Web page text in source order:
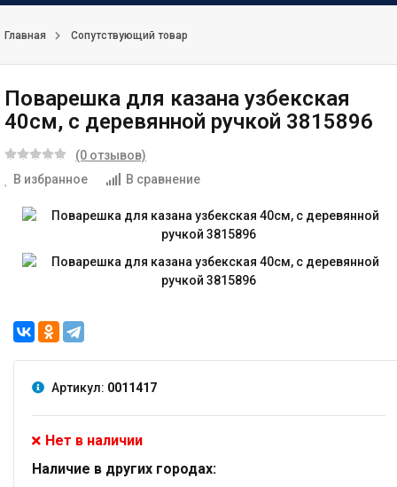
Главная Сопутствующий товар
Поварешка для казана узбекская
40см, с деревянной ручкой 3815896
(0 отзывов)
В избранное
В сравнение
Артикул: 0011417
Нет в наличии
Наличие в других городах: